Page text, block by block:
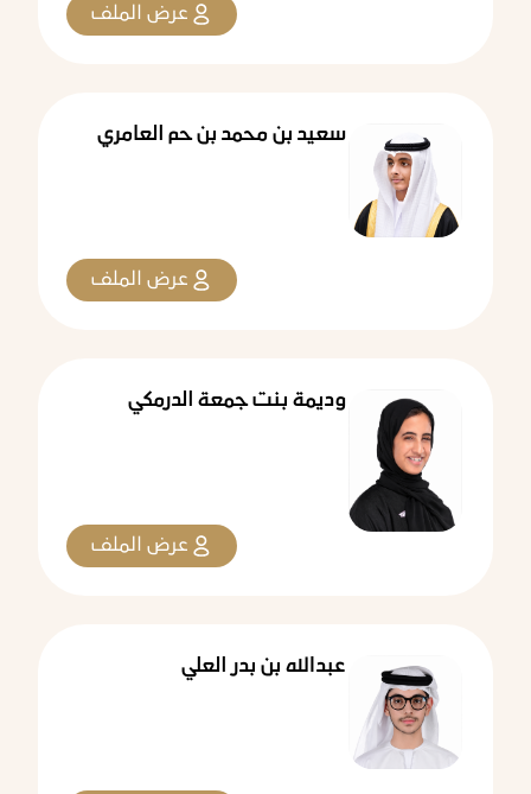
عرض الملف
سعيد بن محمد بن حم العامري
عرض الملف
وديمة بنت جمعة الدرمكي
عرض الملف
عبدالله بن بدر العلي